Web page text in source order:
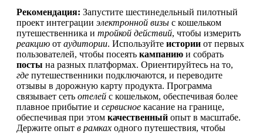
Рекомендация: Запустите шестинедельный пилотный
проект интеграции электронной визы с кошельком
путешественника и тройкой действий, чтобы измерить
реакцию от аудитории. Используйте истории от первых
пользователей, чтобы посеять кампанию и собрать
посты на разных платформах. Ориентируйтесь на то,
где путешественники подключаются, и переводите
отзывы в дорожную карту продукта. Программа
связывает сеть отелей с кошельком, обеспечивая более
плавное прибытие и сервисное касание на границе,
обеспечивая при этом качественный опыт в масштабе.
Держите опыт в рамках одного путешествия, чтобы